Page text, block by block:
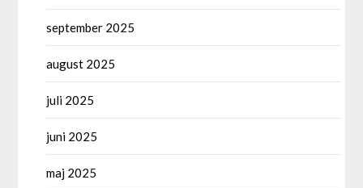
september 2025
august 2025
juli 2025
juni 2025
maj 2025